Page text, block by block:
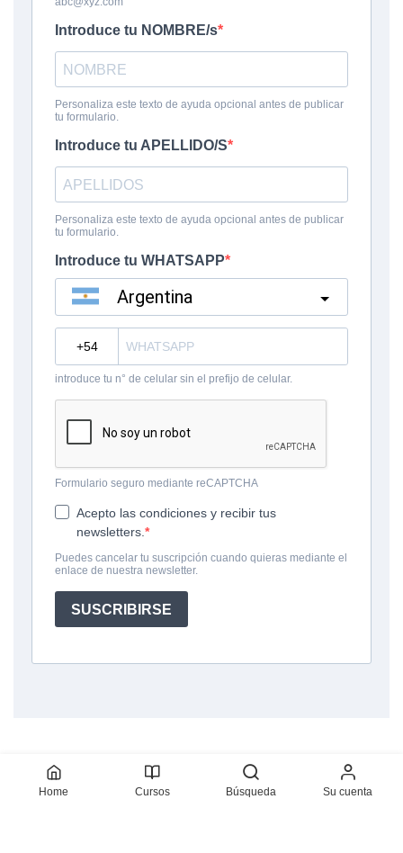
Home Cursos Búsqueda Su cuenta